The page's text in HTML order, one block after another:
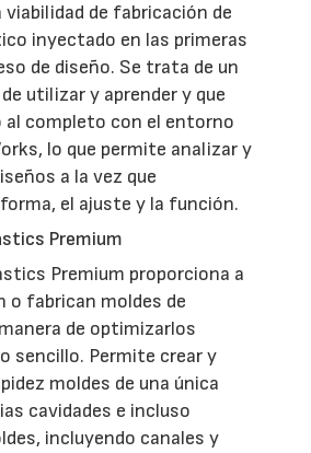
de fabricación de
inyectado en las primeras
de diseño. Se trata de un
utilizar y aprender y que
completo con el entorno
lo que permite analizar y
a la vez que
el ajuste y la función.
Premium
Premium proporciona a
o fabrican moldes de
de optimizarlos
sencillo. Permite crear y
moldes de una única
cavidades e incluso
incluyendo canales y